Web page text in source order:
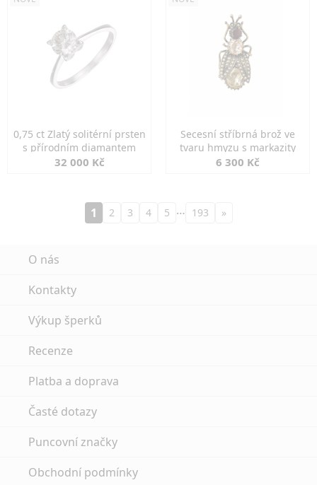
0,75 ct Zlatý solitérní prsten
s přírodním diamantem
32 000 Kč
Secesní stříbrná brož ve
tvaru hmyzu s markazity
6 300 Kč
1 2 3 4 5 … 193 »
O nás
Kontakty
Výkup šperků
Recenze
Platba a doprava
Časté dotazy
Puncovní značky
Obchodní podmínky